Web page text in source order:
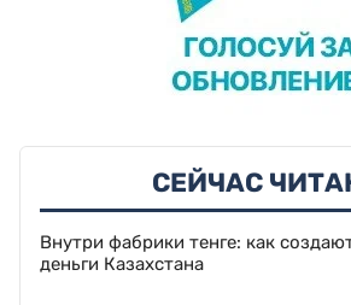
СЕЙЧАС
Внутри фабрики тенге: как
деньги Казахстана